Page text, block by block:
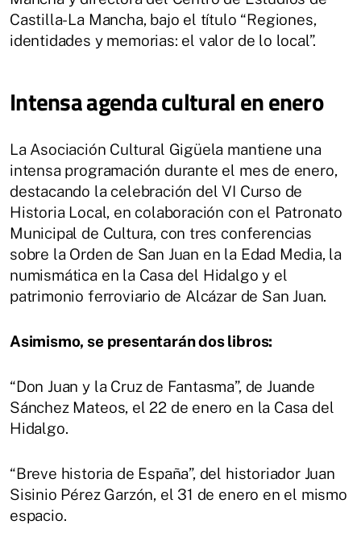
Castilla-La Mancha, bajo el título “Regiones,
identidades y memorias: el valor de lo local”.
Intensa agenda cultural en enero
La Asociación Cultural Gigüela mantiene una
intensa programación durante el mes de enero,
destacando la celebración del VI Curso de
Historia Local, en colaboración con el Patronato
Municipal de Cultura, con tres conferencias
sobre la Orden de San Juan en la Edad Media, la
numismática en la Casa del Hidalgo y el
patrimonio ferroviario de Alcázar de San Juan.
Asimismo, se presentarán dos libros:
“Don Juan y la Cruz de Fantasma”, de Juande
Sánchez Mateos, el 22 de enero en la Casa del
Hidalgo.
“Breve historia de España”, del historiador Juan
Sisinio Pérez Garzón, el 31 de enero en el mismo
espacio.